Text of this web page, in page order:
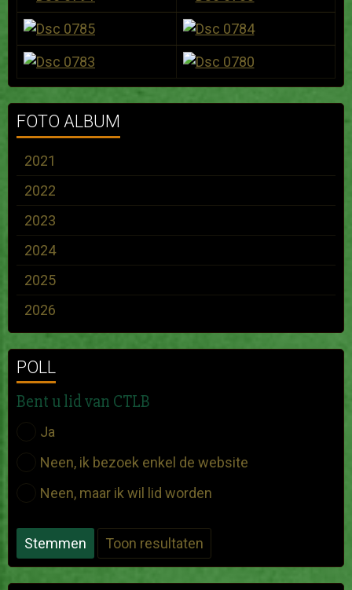
FOTO ALBUM
2021
2022
2023
2024
2025
2026
POLL
Bent u lid van CTLB
Ja
Neen, ik bezoek enkel de website
Neen, maar ik wil lid worden
Stemmen Toon resultaten